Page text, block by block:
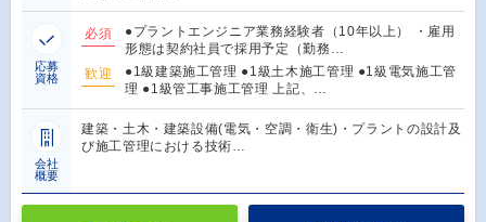
応募
資格
必須
●プラントエンジニア業務経験者（10年以上） ・雇用
形態は契約社員で採用予定（勤務…
歓迎
●1級建築施工管理 ●1級土木施工管理 ●1級電気施工管
理 ●1級管工事施工管理 上記、…
会社
概要
建築・土木・建築設備(電気・空調・衛生)・プラントの設計及
び施工管理における技術…